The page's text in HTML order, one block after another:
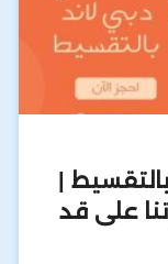
|
على قد